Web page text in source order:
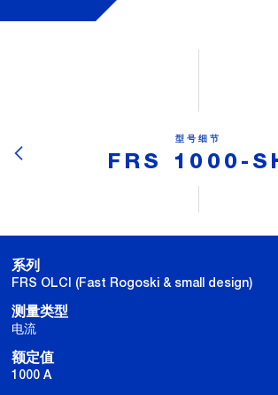
型号细节
FRS 1000-
系列
FRS OLCI (Fast Rogoski & small design)
测量类型
电流
额定值
1000 A